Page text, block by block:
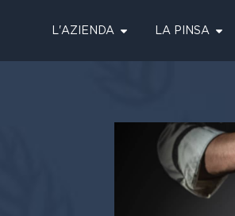
L'AZIENDA LA PINSA